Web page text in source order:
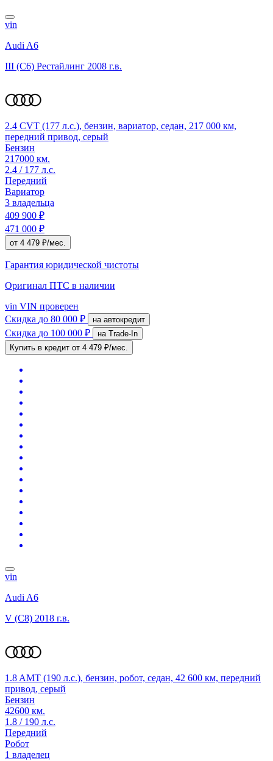
vin
Audi A6
III (C6) Рестайлинг 2008 г.в.
2.4 CVT (177 л.с.), бензин, вариатор, седан, 217 000 км,
передний привод, серый
Бензин
217000 км.
2.4 / 177 л.с.
Передний
Вариатор
3 владельца
409 900 ₽
471 000 ₽
от 4 479 ₽/мес.
Гарантия юридической чистоты
Оригинал ПТС в наличии
vin VIN проверен
Скидка до 80 000 ₽ на автокредит
Скидка до 100 000 ₽
на Trade-In
Купить в кредит от 4 479 ₽/мес.
vin
Audi A6
V (C8) 2018 г.в.
1.8 AMT (190 л.с.), бензин, робот, седан, 42 600 км, передний
привод, серый
Бензин
42600 км.
1.8 / 190 л.с.
Передний
Робот
1 владелец